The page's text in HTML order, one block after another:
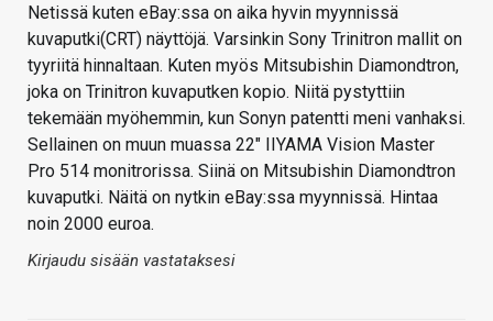
Netissä kuten eBay:ssa on aika hyvin myynnissä
kuvaputki(CRT) näyttöjä. Varsinkin Sony Trinitron mallit on
tyyriitä hinnaltaan. Kuten myös Mitsubishin Diamondtron,
joka on Trinitron kuvaputken kopio. Niitä pystyttiin
tekemään myöhemmin, kun Sonyn patentti meni vanhaksi.
Sellainen on muun muassa 22″ IIYAMA Vision Master
Pro 514 monitrorissa. Siinä on Mitsubishin Diamondtron
kuvaputki. Näitä on nytkin eBay:ssa myynnissä. Hintaa
noin 2000 euroa.
Kirjaudu sisään vastataksesi